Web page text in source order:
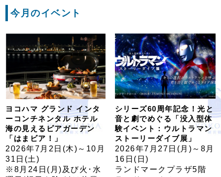
今月のイベント
ヨコハマ グランド インタ
ーコンチネンタル ホテル
海の見えるビアガーデン
「はまビア！」
2026年7月2日(木)～10月
31日(土)
※8月24日(月)及び火･水
シリーズ60周年記念！光と
音と劇でめぐる「没入型体
験イベント：ウルトラマン
ストーリーダイブ展」
2026年7月27日(月)～8月
16日(日)
ランドマークプラザ5階